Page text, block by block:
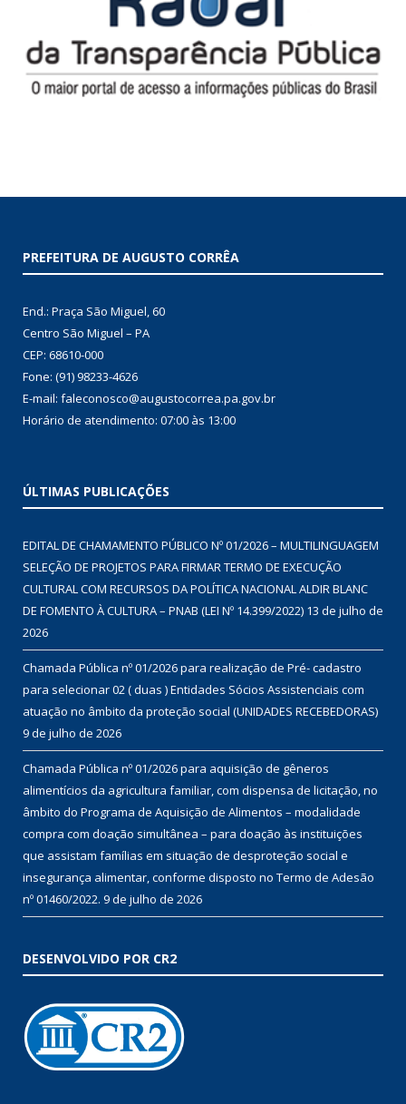
PREFEITURA DE AUGUSTO CORRÊA
End.: Praça São Miguel, 60
Centro São Miguel – PA
CEP: 68610-000
Fone: (91) 98233-4626
E-mail: faleconosco@augustocorrea.pa.gov.br
Horário de atendimento: 07:00 às 13:00
ÚLTIMAS PUBLICAÇÕES
EDITAL DE CHAMAMENTO PÚBLICO Nº 01/2026 – MULTILINGUAGEM
SELEÇÃO DE PROJETOS PARA FIRMAR TERMO DE EXECUÇÃO
CULTURAL COM RECURSOS DA POLÍTICA NACIONAL ALDIR BLANC
DE FOMENTO À CULTURA – PNAB (LEI Nº 14.399/2022) 13 de julho de
2026
Chamada Pública nº 01/2026 para realização de Pré- cadastro
para selecionar 02 ( duas ) Entidades Sócios Assistenciais com
atuação no âmbito da proteção social (UNIDADES RECEBEDORAS)
9 de julho de 2026
Chamada Pública nº 01/2026 para aquisição de gêneros
alimentícios da agricultura familiar, com dispensa de licitação, no
âmbito do Programa de Aquisição de Alimentos – modalidade
compra com doação simultânea – para doação às instituições
que assistam famílias em situação de desproteção social e
insegurança alimentar, conforme disposto no Termo de Adesão
nº 01460/2022. 9 de julho de 2026
DESENVOLVIDO POR CR2